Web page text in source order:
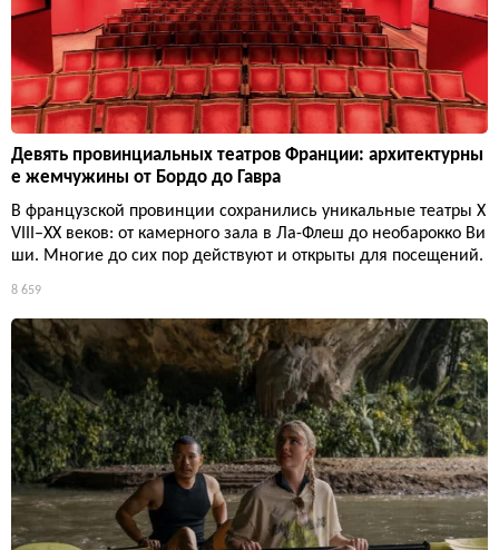
Девять провинциальных театров Франции: архитектурны
е жемчужины от Бордо до Гавра
В французской провинции сохранились уникальные театры X
VIII–XX веков: от камерного зала в Ла-Флеш до необарокко Ви
ши. Многие до сих пор действуют и открыты для посещений.
8 659